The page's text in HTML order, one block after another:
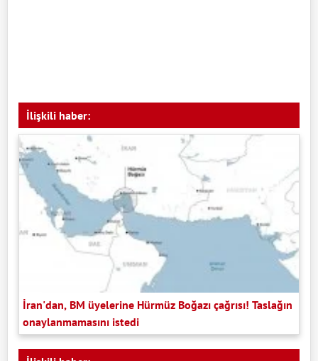
İlişkili haber:
İran'dan, BM üyelerine Hürmüz Boğazı çağrısı! Taslağın
onaylanmamasını istedi